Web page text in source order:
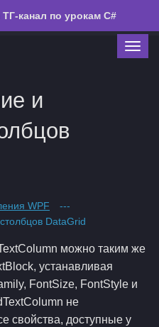
канал по урокам C#
и
WPF
---
DataGrid
можно таким же
устанавливая
FontSize, FontStyle и
не
свойства, доступные у